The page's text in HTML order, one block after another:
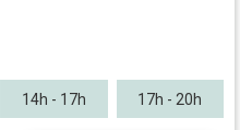
14h - 17h 17h - 20h